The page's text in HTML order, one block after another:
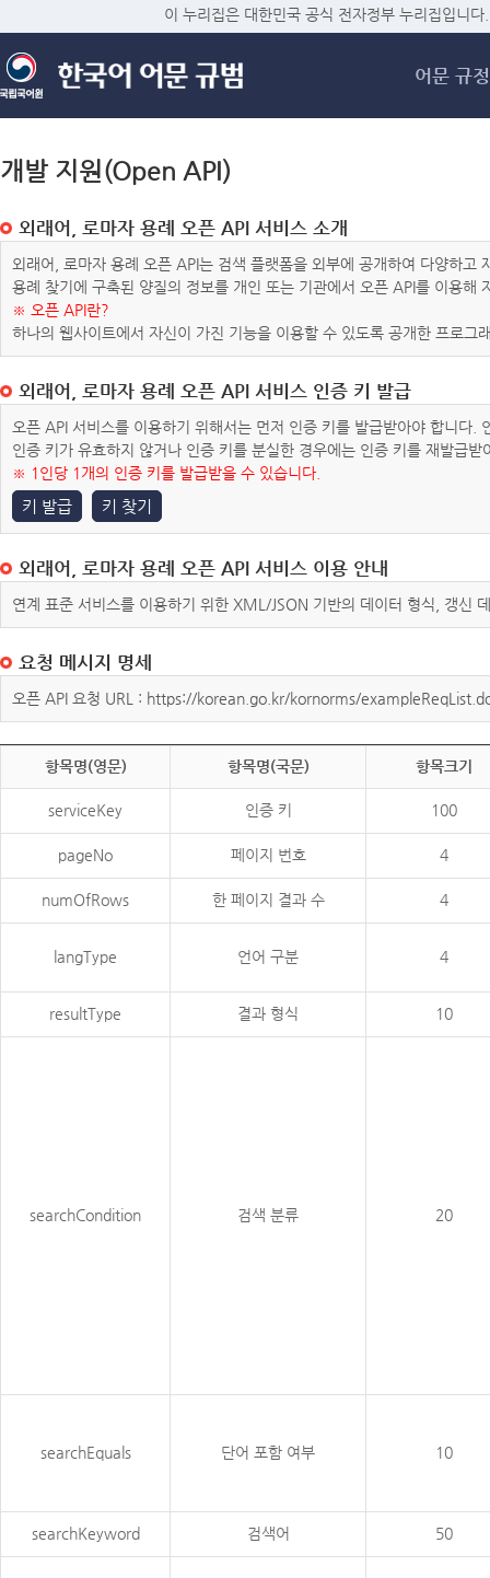
메
이 누리집은 대한민국 공식 전자정부 누리집입니다.
어문 규정
개발 지원(Open API)
외래어, 로마자 용례 오픈 API 서비스 소개
외래어, 로마자 용례 오픈 API는 검색 플랫폼을 외부에 공개하여 다양하
용례 찾기에 구축된 양질의 정보를 개인 또는 기관에서 오픈 API를 이용해
※ 오픈 API란?
하나의 웹사이트에서 자신이 가진 기능을 이용할 수 있도록 공개한 프로그
외래어, 로마자 용례 오픈 API 서비스 인증 키 발급
오픈 API 서비스를 이용하기 위해서는 먼저 인증 키를 발급받아야 합니다
인증 키가 유효하지 않거나 인증 키를 분실한 경우에는 인증 키를 재발급받
※ 1인당 1개의 인증 키를 발급받을 수 있습니다.
키 발급 키 찾기
외래어, 로마자 용례 오픈 API 서비스 이용 안내
연계 표준 서비스를 이용하기 위한 XML/JSON 기반의 데이터 형식, 갱신
요청 메시지 명세
오픈 API 요청 URL : https://korean.go.kr/kornorms/
항목명(영문) 항목명(국문) 항목크기
serviceKey 인증 키 100
pageNo 페이지 번호 4
numOfRows 한 페이지 결과 수 4
langType 언어 구분 4
resultType 결과 형식 10
searchCondition 검색 분류 20
searchEquals 단어 포함 여부 10
searchKeyword 검색어 50